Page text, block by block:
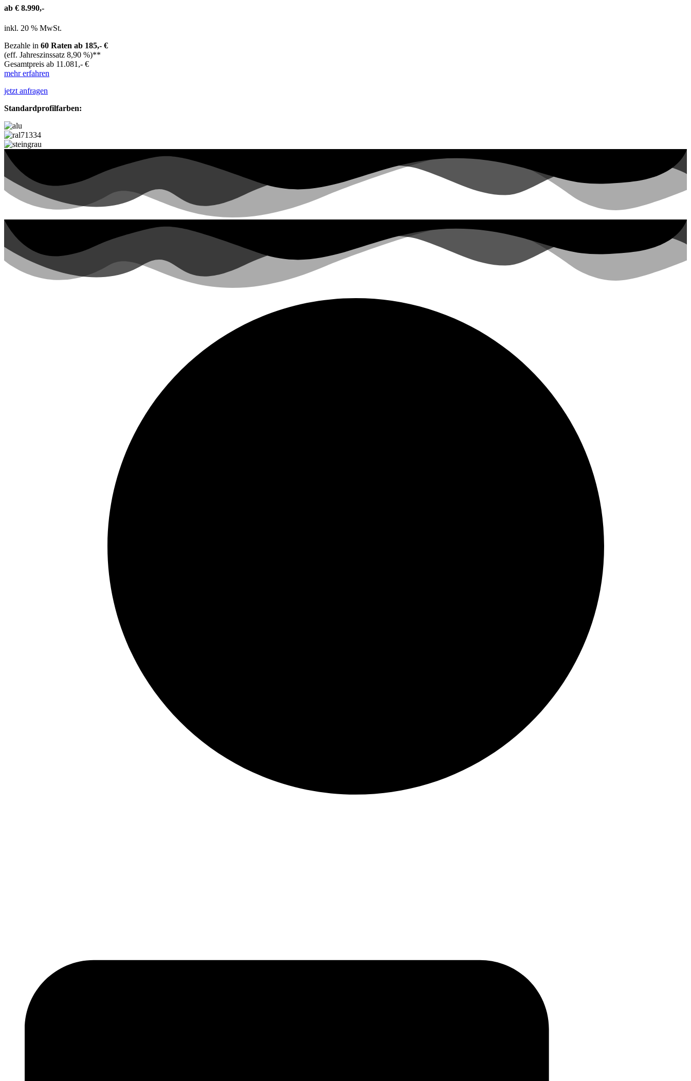
ab € 8.990,-
inkl. 20 % MwSt.
Bezahle in 60 Raten ab 185,- €
(eff. Jahreszinssatz 8,90 %)**
Gesamtpreis ab 11.081,- €
mehr erfahren
jetzt anfragen
Standardprofilfarben: